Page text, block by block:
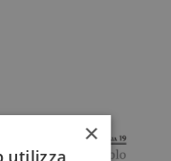
×
utilizza